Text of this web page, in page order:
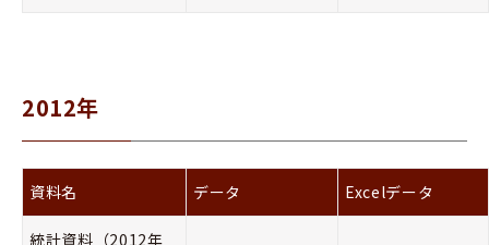
2012年
資料名 データ Excelデータ
統計資料（2012年